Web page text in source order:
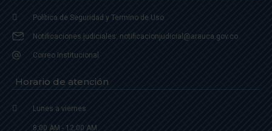
Política de Seguridad y Termino de Uso
Notificaciones judiciales: notificacionjudicial@arauca.gov.co
Correo Institucional
Horario de atención
Lunes a viernes
8:00 AM - 12:00 AM